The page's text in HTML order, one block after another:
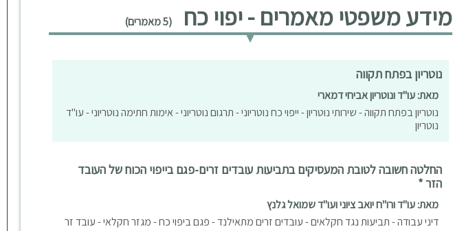
מידע משפטי מאמרים - יפוי כח (5 מאמרים)
נוטריון בפתח תקווה
מאת: עו"ד ונוטריון אביחי דמארי
נוטריון בפתח תקווה - שירותי נוטריון - ייפוי כח נוטריוני - תרגום נוטריוני - אימות חתימה נוטריוני - עו"ד
נוטריון
החלטה חשובה לטובת המעסיקים בתביעות עובדים זרים-פגם בייפוי הכוח של העובד
הזר *
מאת: עו"ד ורו"ח יואב ציוני ועו"ד שמואל גלנץ
דיני עבודה - תביעות נגד חקלאים - עובדים זרים מתאילנד - פגם ביפוי כח - מגזר חקלאי - עובד זר